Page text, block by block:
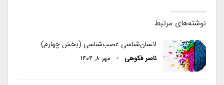
نوشته‌های مرتبط
انسان‌شناسی عصب‌شناسی (بخش چهارم)
ناصر فکوهی مهر ۸, ۱۴۰۴